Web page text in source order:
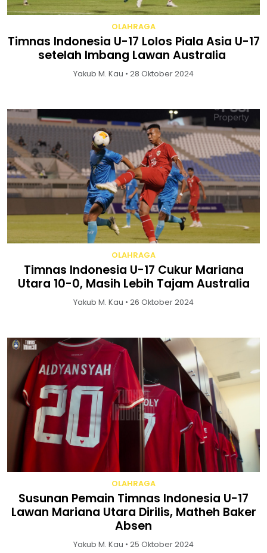
OLAHRAGA
Timnas Indonesia U-17 Lolos Piala Asia U-17
setelah Imbang Lawan Australia
Yakub M. Kau • 28 Oktober 2024
OLAHRAGA
Timnas Indonesia U-17 Cukur Mariana
Utara 10-0, Masih Lebih Tajam Australia
Yakub M. Kau • 26 Oktober 2024
OLAHRAGA
Susunan Pemain Timnas Indonesia U-17
Lawan Mariana Utara Dirilis, Matheh Baker
Absen
Yakub M. Kau • 25 Oktober 2024